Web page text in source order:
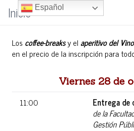
Inicio
Los coffee-breaksy el aperitivo del
en el precio de la inscripción para
Viernes 28 de
11:00 Entrega de
de la
Gestión
Español